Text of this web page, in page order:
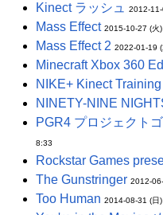
Kinect ラッシュ 2012-
Mass Effect 2015-10-27 (火
Mass Effect 2 2022-01-19
Minecraft Xbox 360
NIKE+ Kinect Training
NINETY-NINE
PGR4 プロジェクト
8:33
Rockstar Games
The Gunstringer 2012-
Too Human 2014-08-31 (日